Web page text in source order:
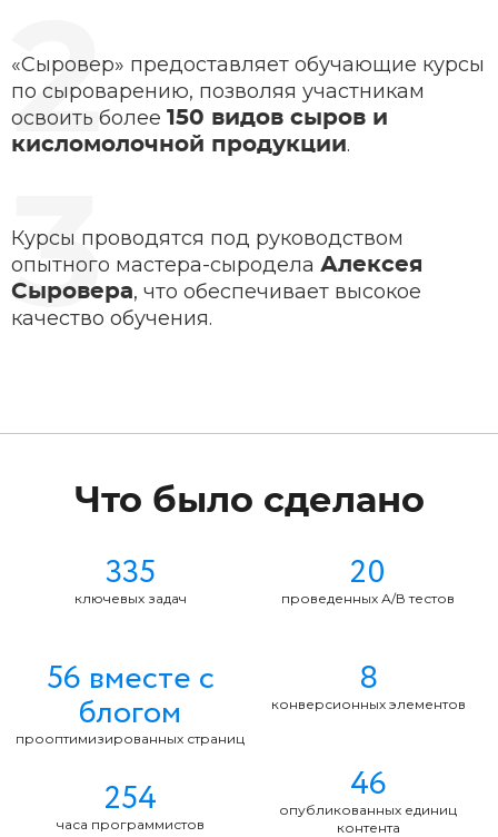
«Сыровер» предоставляет обучающие курсы
по сыроварению, позволяя участникам
освоить более 150 видов сыров и
кисломолочной продукции.
Курсы проводятся под руководством
опытного мастера-сыродела Алексея
Сыровера, что обеспечивает высокое
качество обучения.
Что было сделано
335
ключевых задач
56 вместе с
блогом
прооптимизированных страниц
254
часа программистов
20
проведенных А/В тестов
8
конверсионных элементов
46
опубликованных единиц
контента